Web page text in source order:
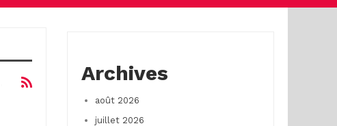
Archives
août 2026
juillet 2026